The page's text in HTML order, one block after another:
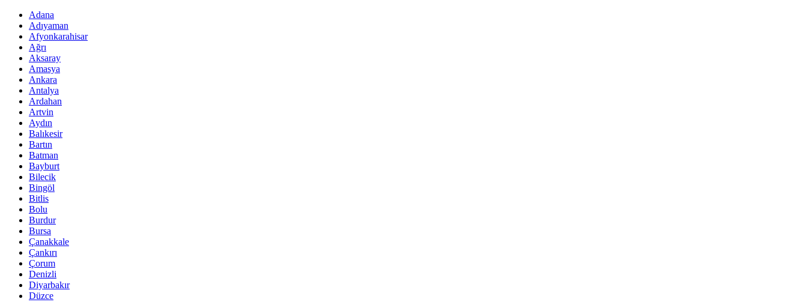
Adana
Adıyaman
Afyonkarahisar
Ağrı
Aksaray
Amasya
Ankara
Antalya
Ardahan
Artvin
Aydın
Balıkesir
Bartın
Batman
Bayburt
Bilecik
Bingöl
Bitlis
Bolu
Burdur
Bursa
Çanakkale
Çankırı
Çorum
Denizli
Diyarbakır
Düzce